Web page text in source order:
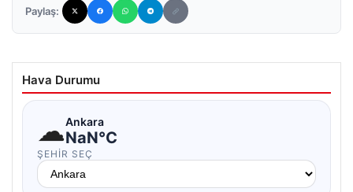
Paylaş:
Hava Durumu
☁Ankara
NaN°C
ŞEHIR SEÇ